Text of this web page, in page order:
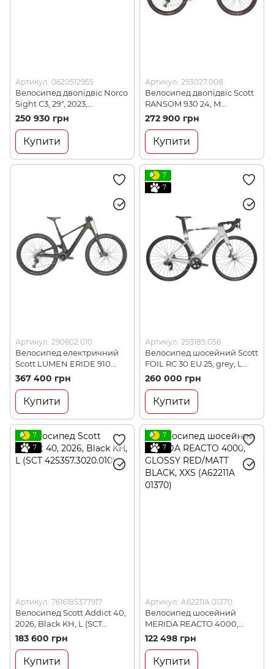
Артикул: 0620512955
Велосипед двопідвіс Norco
Sight C3, 29", 2023,
Red/Black, M (0620512955)
250 930 грн
Купити
Артикул: 293027.008
Велосипед двопідвіс Scott
RANSOM 930 24, M
(293027.008)
272 900 грн
Купити
Артикул: 290602.010
Велосипед електричний
Scott LUMEN ERIDE 910
(EU), L (290602.010)
367 400 грн
Купити
7
7
Артикул: 293189.056
Велосипед шосейний Scott
FOIL RC 30 EU 25, grey, L
(293189.056)
260 000 грн
Купити
7
7
Артикул: 7616185377917
Велосипед Scott Addict 40,
2026, Black KH, L (SCT
425357.3020.010)
183 600 грн
Купити
7
7
Артикул: A62211A 01370
Велосипед шосейний
MERIDA REACTO 4000,
GLOSSY RED/MATT BLACK,
XXS (A62211A 01370)
122 498 грн
Купити